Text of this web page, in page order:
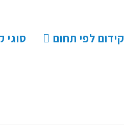
קידום לפי תחום סוגי